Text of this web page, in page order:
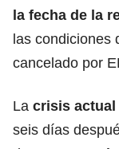
la fecha de la
las condiciones
cancelado por
La crisis actual
seis días